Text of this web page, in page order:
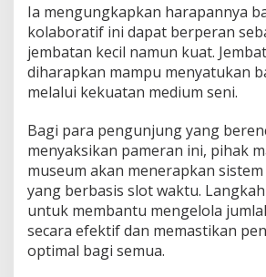
Ia mengungkapkan harapannya
kolaboratif ini dapat berperan
jembatan kecil namun kuat.
diharapkan mampu menyatukan
melalui kekuatan medium seni.
Bagi para pengunjung yang
menyaksikan pameran ini, pihak
museum akan menerapkan
yang berbasis slot waktu.
untuk membantu mengelola
secara efektif dan memastikan
optimal bagi semua.